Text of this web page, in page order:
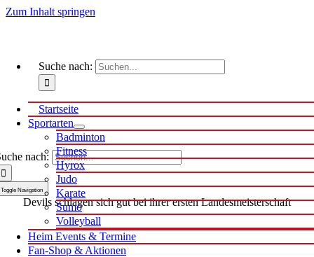
Zum Inhalt springen
nach:
Toggle Navigation
Startseite
Sportarten
Badminton
Fitness
Hyrox
Judo
Karate
Sumo
Volleyball
Heim Events & Termine
Fan-Shop & Aktionen
Suche nach:
Devils schlagen sich gut bei ihrer ersten Landesmeisterschaft